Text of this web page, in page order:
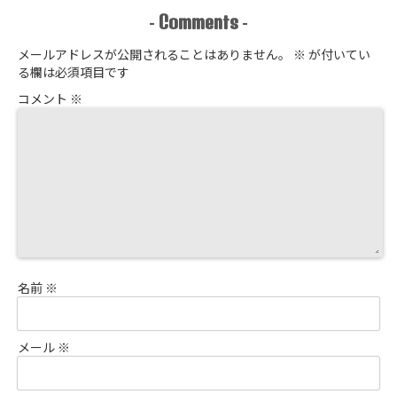
- Comments -
メールアドレスが公開されることはありません。 ※ が付いてい
る欄は必須項目です
コメント ※
名前 ※
メール ※